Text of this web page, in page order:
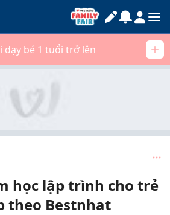
dạy bé 1 tuổi trở lên
học lập trình cho trẻ
theo Bestnhat